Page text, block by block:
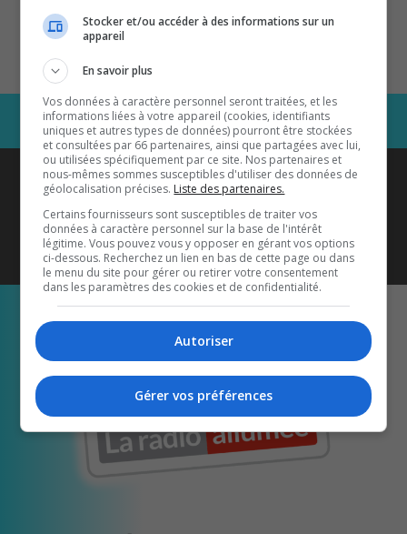
Coyote New Countryest diffusé
également sur1033 HD2
Écoutez-nous aussi sur…
Stocker et/ou accéder à des informations sur un
appareil
En savoir plus
Vos données à caractère personnel seront traitées, et les
informations liées à votre appareil (cookies, identifiants
uniques et autres types de données) pourront être stockées
et consultées par 66 partenaires, ainsi que partagées avec lui,
ou utilisées spécifiquement par ce site. Nos partenaires et
nous-mêmes sommes susceptibles d'utiliser des données de
géolocalisation précises. Liste des partenaires.
Certains fournisseurs sont susceptibles de traiter vos
données à caractère personnel sur la base de l'intérêt
légitime. Vous pouvez vous y opposer en gérant vos options
ci-dessous. Recherchez un lien en bas de cette page ou dans
le menu du site pour gérer ou retirer votre consentement
dans les paramètres des cookies et de confidentialité.
Autoriser
Gérer vos préférences